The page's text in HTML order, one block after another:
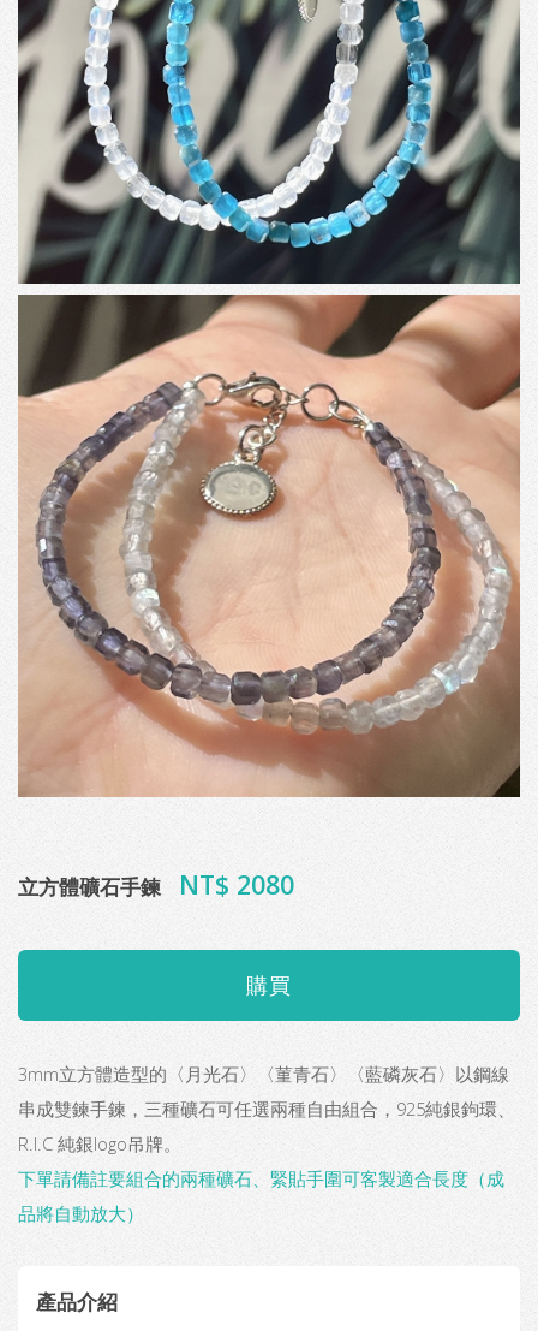
立方體礦石手鍊 NT$ 2080
3mm立方體造型的〈月光石〉〈菫青石〉〈藍磷灰石〉以鋼線
串成雙鍊手鍊，三種礦石可任選兩種自由組合，925純銀鉤環、
R.I.C 純銀logo吊牌。
下單請備註要組合的兩種礦石、緊貼手圍可客製適合長度（成
品將自動放大）
產品介紹